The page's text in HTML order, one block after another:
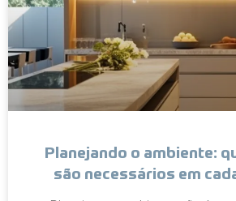
Planejando o ambiente:
são necessários em